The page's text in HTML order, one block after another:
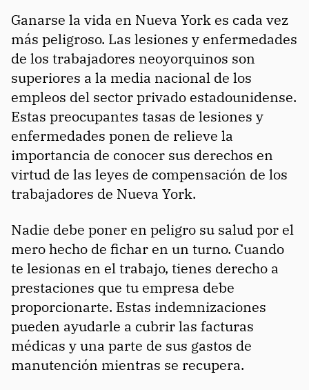
Ganarse la vida en Nueva York es cada vez
más peligroso. Las lesiones y enfermedades
de los trabajadores neoyorquinos son
superiores a la media nacional de los
empleos del sector privado estadounidense.
Estas preocupantes tasas de lesiones y
enfermedades ponen de relieve la
importancia de conocer sus derechos en
virtud de las leyes de compensación de los
trabajadores de Nueva York.
Nadie debe poner en peligro su salud por el
mero hecho de fichar en un turno. Cuando
te lesionas en el trabajo, tienes derecho a
prestaciones que tu empresa debe
proporcionarte. Estas indemnizaciones
pueden ayudarle a cubrir las facturas
médicas y una parte de sus gastos de
manutención mientras se recupera.